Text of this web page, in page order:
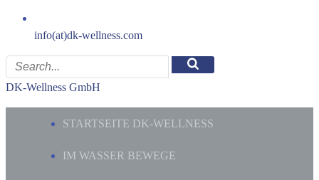
info(at)dk-wellness.com
DK-Wellness GmbH
STARTSEITE DK-WELLNESS
IM WASSER BEWEGE